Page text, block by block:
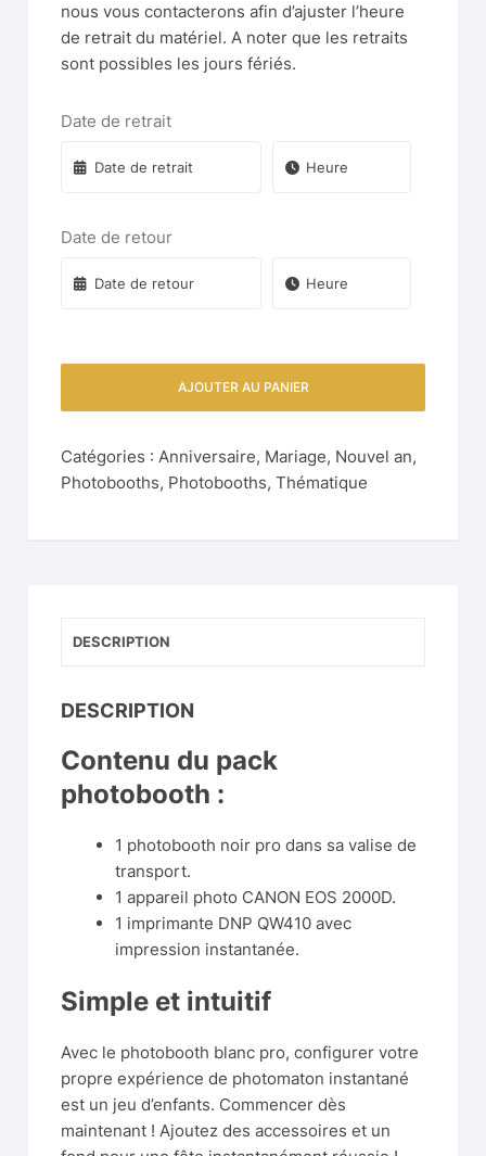
nous vous contacterons afin d’ajuster l’heure
de retrait du matériel. A noter que les retraits
sont possibles les jours fériés.
Date de retrait
Date de retour
AJOUTER AU PANIER
Catégories : Anniversaire, Mariage, Nouvel an,
Photobooths, Photobooths, Thématique
DESCRIPTION
DESCRIPTION
Contenu du pack
photobooth :
1 photobooth noir pro dans sa valise de
transport.
1 appareil photo CANON EOS 2000D.
1 imprimante DNP QW410 avec
impression instantanée.
Simple et intuitif
Avec le photobooth blanc pro, configurer votre
propre expérience de photomaton instantané
est un jeu d’enfants. Commencer dès
maintenant ! Ajoutez des accessoires et un